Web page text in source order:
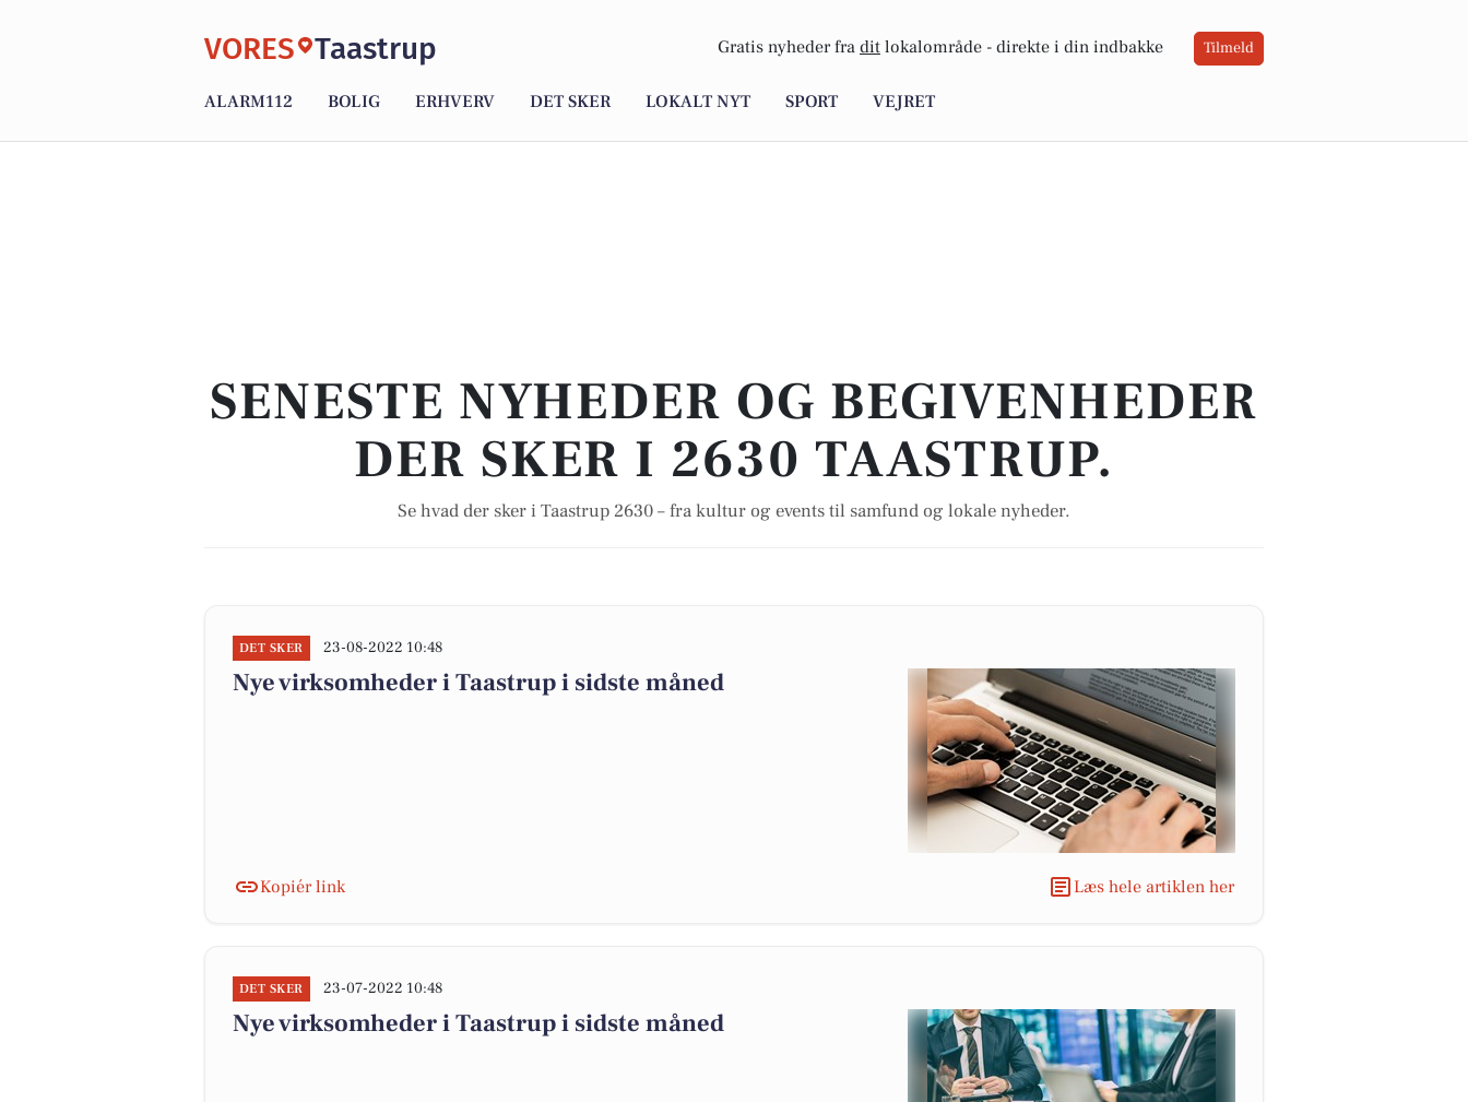
VORES Taastrup Gratis nyheder fra dit lokalområde - direkte i din indbakke Tilmeld
ALARM112 BOLIG ERHVERV DET SKER LOKALT NYT SPORT VEJRET
SENESTE NYHEDER OG BEGIVENHEDER
DER SKER I 2630 TAASTRUP.
Se hvad der sker i Taastrup 2630 – fra kultur og events til samfund og lokale nyheder.
DET SKER 23-08-2022 10:48
Nye virksomheder i Taastrup i sidste måned
Kopiér link Læs hele artiklen her
DET SKER 23-07-2022 10:48
Nye virksomheder i Taastrup i sidste måned